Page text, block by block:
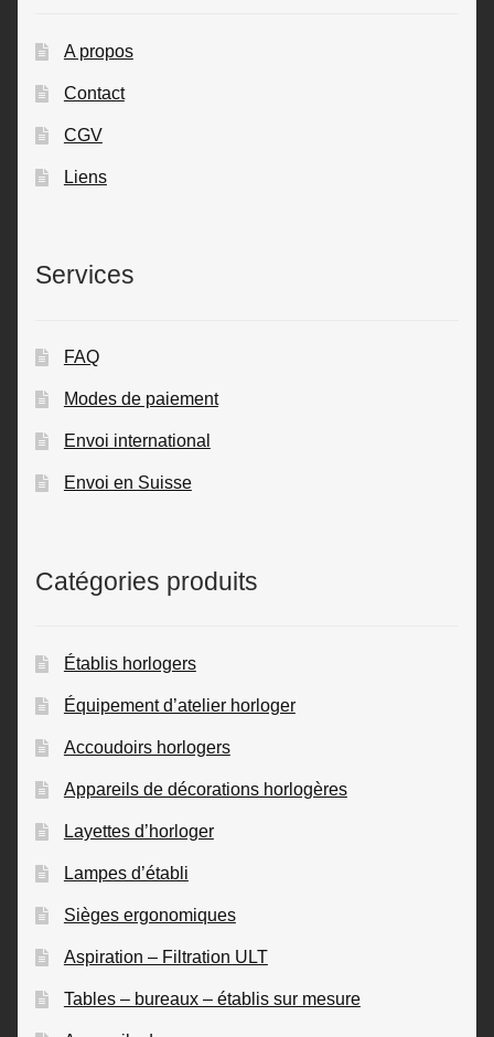
A propos
Contact
CGV
Liens
Services
FAQ
Modes de paiement
Envoi international
Envoi en Suisse
Catégories produits
Établis horlogers
Équipement d’atelier horloger
Accoudoirs horlogers
Appareils de décorations horlogères
Layettes d’horloger
Lampes d’établi
Sièges ergonomiques
Aspiration – Filtration ULT
Tables – bureaux – établis sur mesure